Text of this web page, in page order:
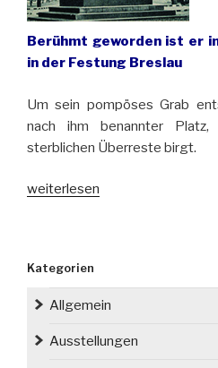
Berühmt geworden ist er
in der Festung Breslau
Um sein pompöses Grab
nach ihm benannter
sterblichen Überreste birgt.
„Vor
in
Breslau
General
weiterlesen
Kategorien
Allgemein
Ausstellungen